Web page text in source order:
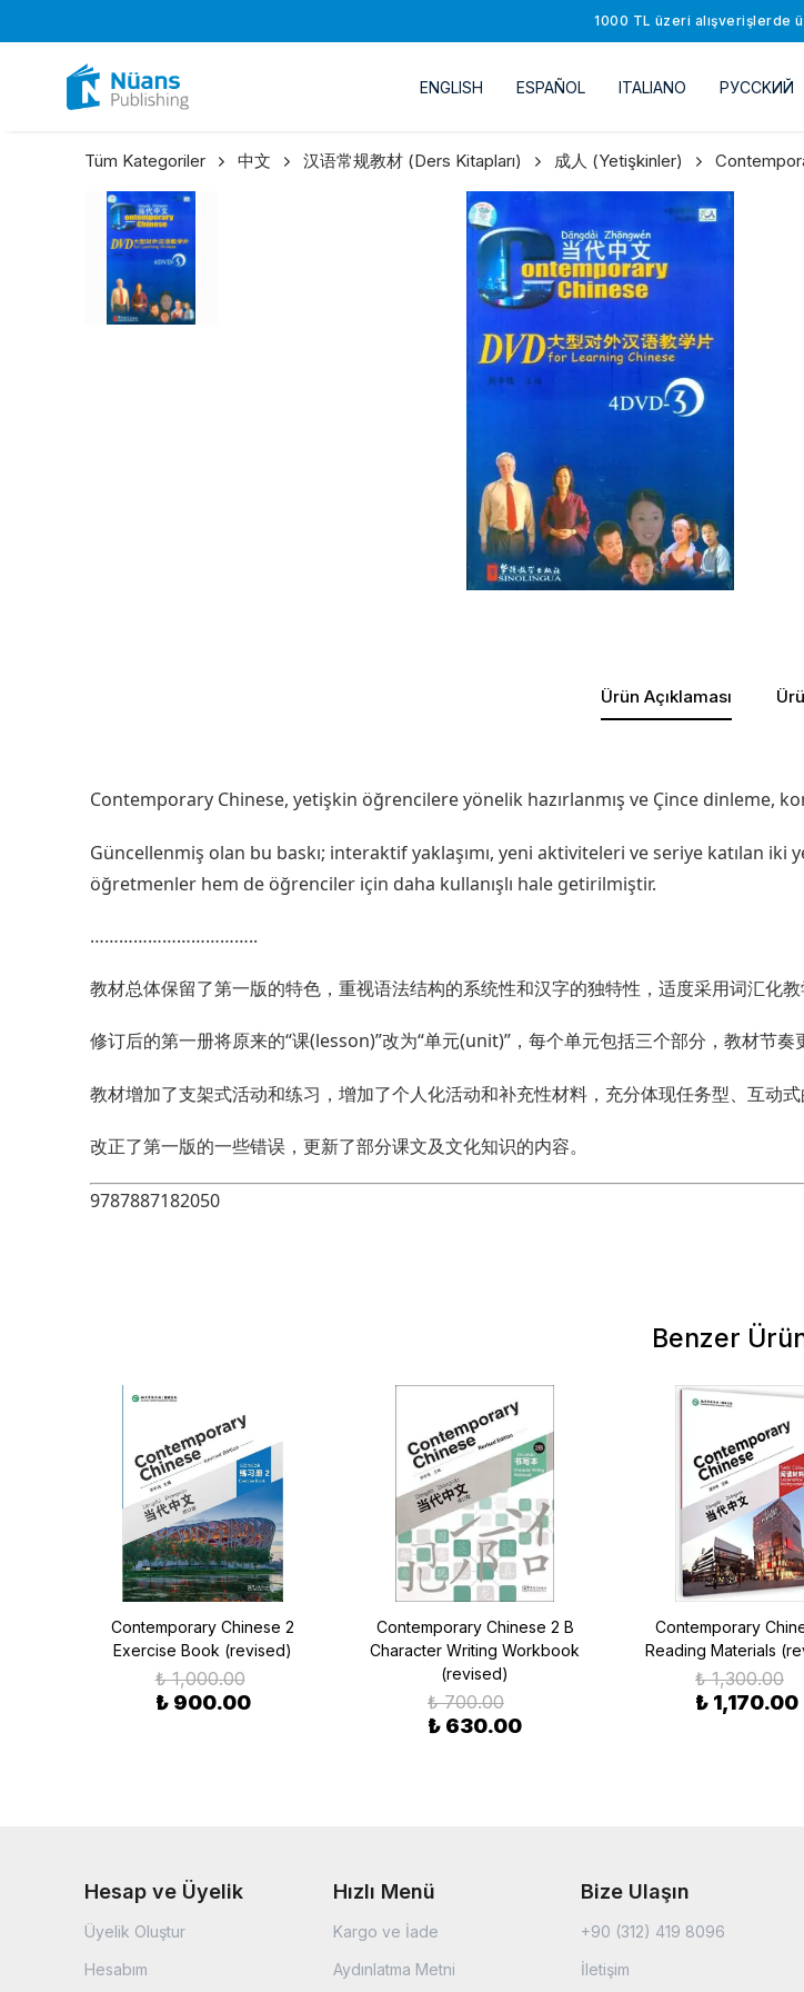
1000 TL üzeri alışverişlerde
ENGLISH ESPAÑOL ITALIANO РУССKИЙ
Tüm Kategoriler 中文 汉语常规教材 (Ders Kitapları) 成人 (Yetişkinler)
Ürün Açıklaması
Contemporary Chinese, yetişkin öğrencilere yönelik hazırlanmış ve Çince dinleme,
Güncellenmiş olan bu baskı; interaktif yaklaşımı, yeni aktiviteleri ve seriye katılan
öğretmenler hem de öğrenciler için daha kullanışlı hale getirilmiştir.
……………………………..
教材总体保留了第一版的特色，重视语法结构的系统性和汉字的独特性，适度采用词汇化
修订后的第一册将原来的“课(lesson)”改为“单元(unit)”，每个单元包括三个部分，教材节
教材增加了支架式活动和练习，增加了个人化活动和补充性材料，充分体现任务型、互动
改正了第一版的一些错误，更新了部分课文及文化知识的内容。
9787887182050
Benzer
Contemporary Chinese 2
Exercise Book (revised)
₺ 1,000.00
₺ 900.00
Contemporary Chinese 2 B
Character Writing Workbook
(revised)
₺ 700.00
₺ 630.00
Contemporary
Reading Materials
₺ 1,300.00
₺ 1,170.00
Hesap ve Üyelik
Üyelik Oluştur
Hesabım
Hızlı Menü
Kargo ve İade
Aydınlatma Metni
Bize Ulaşın
+90 (312) 419 8096
İletişim